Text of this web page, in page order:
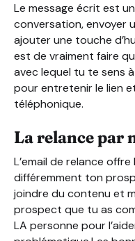
Le message écrit est
conversation, envoyer
ajouter une touche
est de vraiment faire
avec lequel tu te sens
pour entretenir le lien
téléphonique.
La relance par
L’email de relance
différemment ton
joindre du contenu et
prospect que tu as
LA personne pour